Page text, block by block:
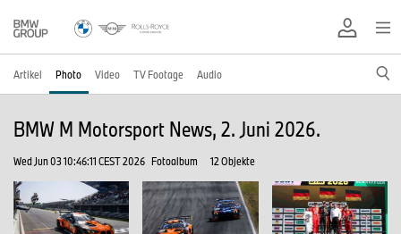
Artikel Photo Video TV Footage Audio
BMW M Motorsport News, 2. Juni 2026.
Wed Jun 03 10:46:11 CEST 2026 Fotoalbum 12 Objekte